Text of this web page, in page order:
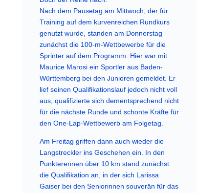
Nach dem Pausetag am Mittwoch, der für
Training auf dem kurvenreichen Rundkurs
genutzt wurde, standen am Donnerstag
zunächst die 100-m-Wettbewerbe für die
Sprinter auf dem Programm. Hier war mit
Maurice Marosi ein Sportler aus Baden-
Württemberg bei den Junioren gemeldet. Er
lief seinen Qualifikationslauf jedoch nicht voll
aus, qualifizierte sich dementsprechend nicht
für die nächste Runde und schonte Kräfte für
den One-Lap-Wettbewerb am Folgetag.
Am Freitag griffen dann auch wieder die
Langstreckler ins Geschehen ein. In den
Punkterennen über 10 km stand zunächst
die Qualifikation an, in der sich Larissa
Gaiser bei den Seniorinnen souverän für das